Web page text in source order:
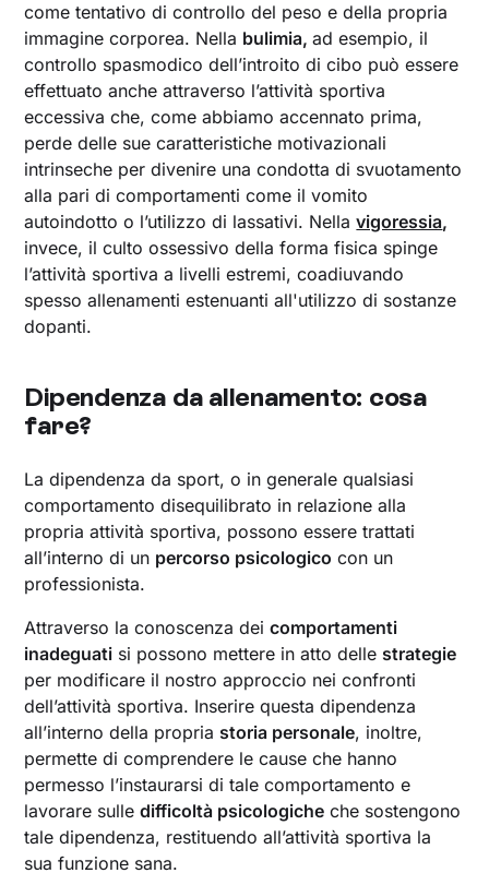
come tentativo di controllo del peso e della propria
immagine corporea. Nella bulimia,ad esempio, il
controllo spasmodico dell’introito di cibo può essere
effettuato anche attraverso l’attività sportiva
eccessiva che, come abbiamo accennato prima,
perde delle sue caratteristiche motivazionali
intrinseche per divenire una condotta di svuotamento
alla pari di comportamenti come il vomito
autoindotto o l’utilizzo di lassativi. Nellavigoressia,
invece, il culto ossessivo della forma fisica spinge
l’attività sportiva a livelli estremi, coadiuvando
spesso allenamenti estenuanti all'utilizzo di sostanze
dopanti.
Dipendenza da allenamento: cosa
fare?
La dipendenza da sport, o in generale qualsiasi
comportamento disequilibrato in relazione alla
propria attività sportiva, possono essere trattati
all’interno di un percorso psicologico con un
professionista.
Attraverso la conoscenza deicomportamenti
inadeguati si possono mettere in atto delle strategie
per modificare il nostro approccio nei confronti
dell’attività sportiva. Inserire questa dipendenza
all’interno della propria storia personale, inoltre,
permette di comprendere le cause che hanno
permesso l’instaurarsi di tale comportamento e
lavorare sulledifficoltà psicologiche che sostengono
tale dipendenza, restituendo all’attività sportiva la
sua funzione sana.